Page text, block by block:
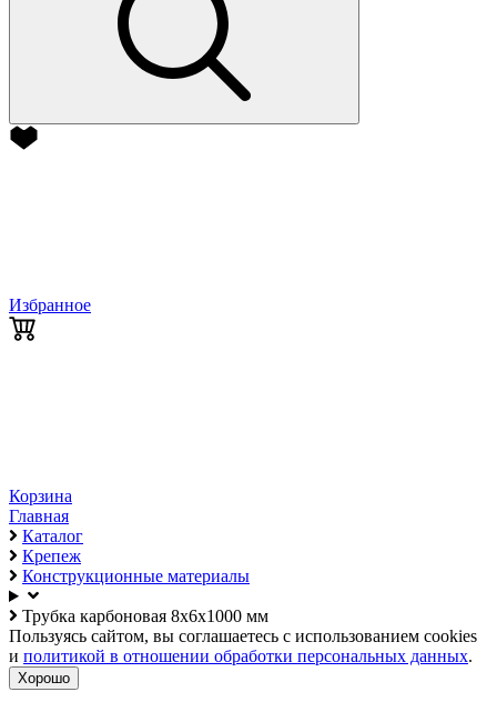
Избранное
Корзина
Главная
Каталог
Крепеж
Конструкционные материалы
Трубка карбоновая 8х6х1000 мм
Пользуясь сайтом, вы соглашаетесь с использованием cookies
и политикой в отношении обработки персональных данных.
Хорошо